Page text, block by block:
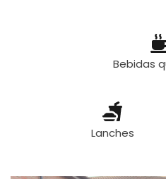
Bebidas
Lanches